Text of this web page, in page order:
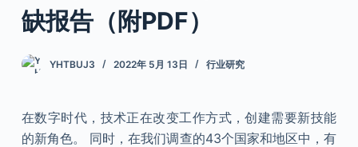
缺报告（附PDF）
YHTBUJ3 2022年 5月 13日 行业研究
在数字时代，技术正在改变工作方式，创建需要新技能
的新角色。 同时，在我们调查的43个国家和地区中，有